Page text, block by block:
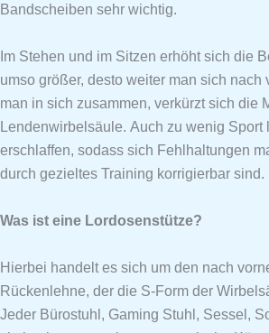
Bandscheiben sehr wichtig.
Im Stehen und im Sitzen erhöht sich die
umso größer, desto weiter man sich nach
man in sich zusammen, verkürzt sich die
Lendenwirbelsäule. Auch zu wenig Sport
erschlaffen, sodass sich Fehlhaltungen
durch gezieltes Training korrigierbar sind.
Was ist eine Lordosenstütze?
Hierbei handelt es sich um den nach
Rückenlehne, der die S-Form der
Jeder Bürostuhl, Gaming Stuhl, Sessel,